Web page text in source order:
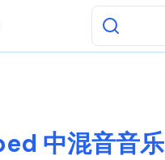
中混音音乐